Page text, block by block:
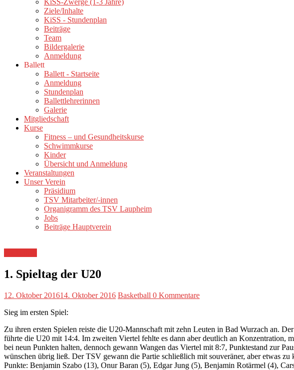
KiSS-Zwerge (1-3 Jahre)
Ziele/Inhalte
KiSS - Stundenplan
Beiträge
Team
Bildergalerie
Anmeldung
Ballett
Ballett - Startseite
Anmeldung
Stundenplan
Ballettlehrerinnen
Galerie
Mitgliedschaft
Kurse
Fitness – und Gesundheitskurse
Schwimmkurse
Kinder
Übersicht und Anmeldung
Veranstaltungen
Unser Verein
Präsidium
TSV Mitarbeiter/-innen
Organigramm des TSV Laupheim
Jobs
Beiträge Hauptverein
1. Spieltag der U20
12. Oktober 201614. Oktober 2016 Basketball 0 Kommentare
Sieg im ersten Spiel:
Zu ihren ersten Spielen reiste die U20-Mannschaft mit zehn Leuten in Bad Wurzach an.
führte die U20 mit 14:4. Im zweiten Viertel fehlte es dann aber deutlich an Konzentration,
bei neun Punkten halten, dennoch gewann Wangen das Viertel mit 8:7, Punktestand zur
wünschen übrig ließ. Der TSV gewann die Partie schließlich mit souveräner, aber etwas
Punkte: Benjamin Szabo (13), Onur Baran (5), Edgar Jung (5), Benjamin Rotärmel (4),